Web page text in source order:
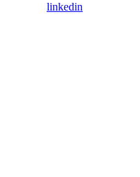
linkedin